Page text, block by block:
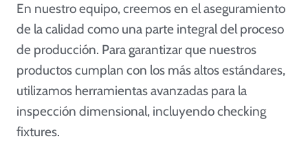
En nuestro equipo, creemos en el aseguramiento
de la calidad como una parte integral del proceso
de producción. Para garantizar que nuestros
productos cumplan con los más altos estándares,
utilizamos herramientas avanzadas para la
inspección dimensional, incluyendo checking
fixtures.